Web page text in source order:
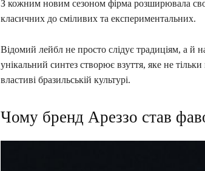
З кожним новим сезоном фірма розширювала
класичних до сміливих та експериментальних.
Відомий лейбл не просто слідує традиціям, а й
унікальний синтез створює взуття, яке не
властиві бразильській культурі.
Чому бренд Ареззо став